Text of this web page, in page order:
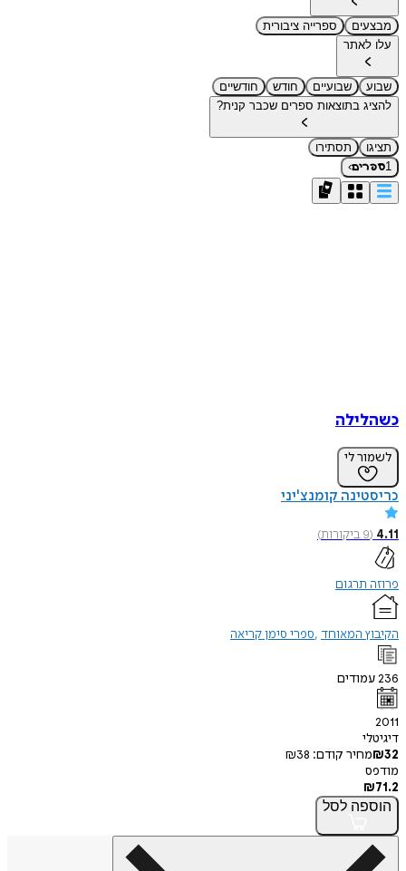
מבצעים
ספרייה ציבורית
עלו לאתר
שבוע שבועיים חודש
חודשיים
להציג בתוצאות ספרים שכבר קנית?
תציגו
תסתירו
1ספרים›
כשהלילה
לשמור לי
כריסטינה קומנצ'יני
4.11
(
9ביקורות)
פרוזה תרגום
הקיבוץ המאוחד ספרי סימן קריאה
236עמודים
2011
דיגיטלי
₪32 מחיר קודם: ₪38
מודפס
₪71.2
הוספה לסל